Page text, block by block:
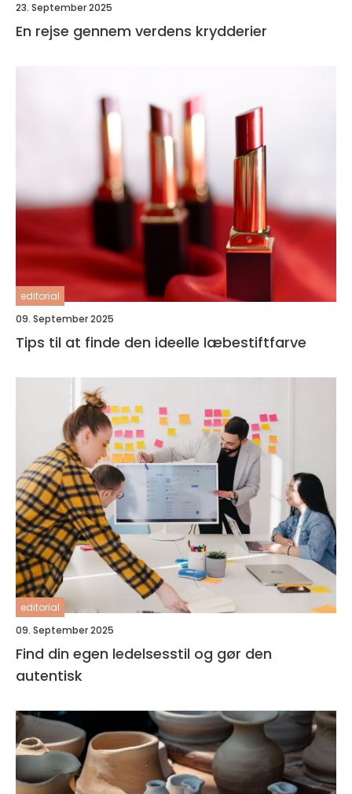
23. September 2025
En rejse gennem verdens krydderier
editorial
09. September 2025
Tips til at finde den ideelle læbestiftfarve
editorial
09. September 2025
Find din egen ledelsesstil og gør den
autentisk